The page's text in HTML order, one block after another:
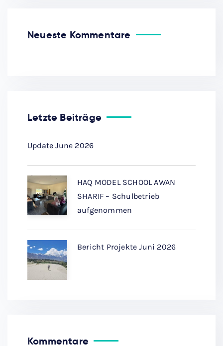
Neueste Kommentare
Letzte Beiträge
Update June 2026
HAQ MODEL SCHOOL AWAN
SHARIF – Schulbetrieb
aufgenommen
Bericht Projekte Juni 2026
Kommentare